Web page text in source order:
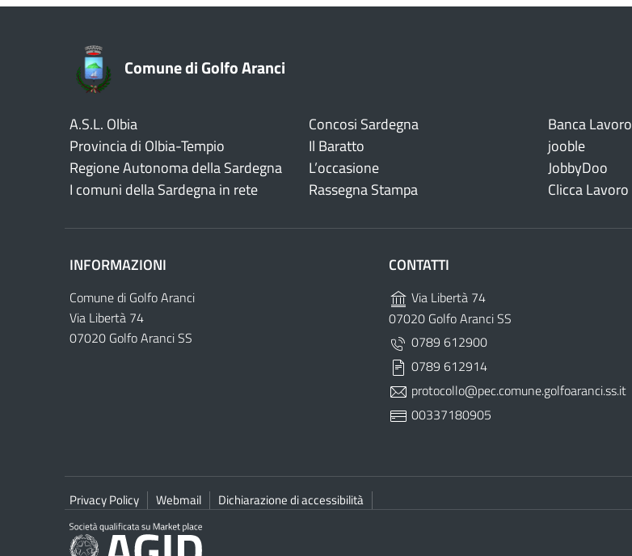
Comune di Golfo Aranci
A.S.L. Olbia
Provincia di Olbia-Tempio
Regione Autonoma della Sardegna
I comuni della Sardegna in rete
Concosi Sardegna
Il Baratto
L’occasione
Rassegna Stampa
Banca Lavoro
jooble
JobbyDoo
Clicca Lavoro
INFORMAZIONI
Comune di Golfo Aranci
Via Libertà 74
07020 Golfo Aranci SS
CONTATTI
Via Libertà 74
07020 Golfo Aranci SS
0789 612900
0789 612914
protocollo@pec.comune.golfoaranci.ss.it
00337180905
Privacy Policy Webmail Dichiarazione di accessibilità